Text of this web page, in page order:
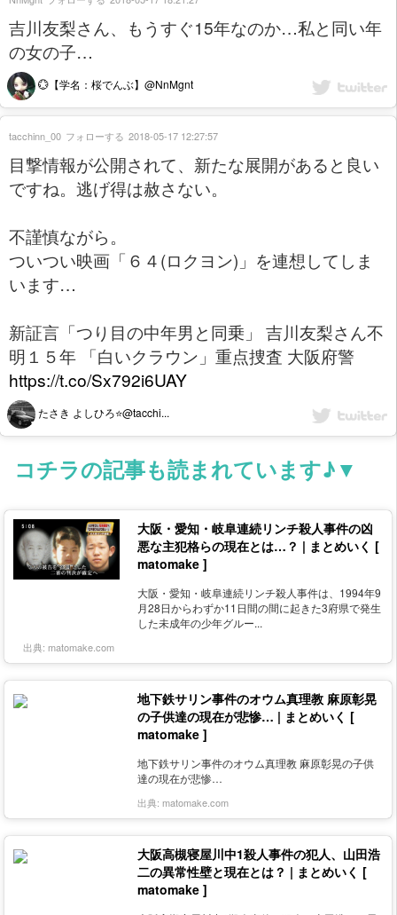
吉川友梨さん、もうすぐ15年なのか…私と同い年
の女の子…
💮【学名：桜でんぶ】@NnMgnt
目撃情報が公開されて、新たな展開があると良い
ですね。逃げ得は赦さない。
不謹慎ながら。
ついつい映画「６４(ロクヨン)」を連想してしま
います…
新証言「つり目の中年男と同乗」 吉川友梨さん不
明１５年 「白いクラウン」重点捜査 大阪府警
https://t.co/Sx792i6UAY
たさき よしひろ⭐️@tacchi...
tacchinn_00 フォローする 2018-05-17 12:27:57
コチラの記事も読まれています♪▼
大阪・愛知・岐阜連続リンチ殺人事件の凶
悪な主犯格らの現在とは…？ | まとめいく [
matomake ]
大阪・愛知・岐阜連続リンチ殺人事件は、1994年9
月28日からわずか11日間の間に起きた3府県で発生
した未成年の少年グルー...
出典: matomake.com
地下鉄サリン事件のオウム真理教 麻原彰晃
の子供達の現在が悲惨… | まとめいく [
matomake ]
地下鉄サリン事件のオウム真理教 麻原彰晃の子供
達の現在が悲惨…
出典: matomake.com
大阪高槻寝屋川中1殺人事件の犯人、山田浩
二の異常性壁と現在とは？ | まとめいく [
matomake ]